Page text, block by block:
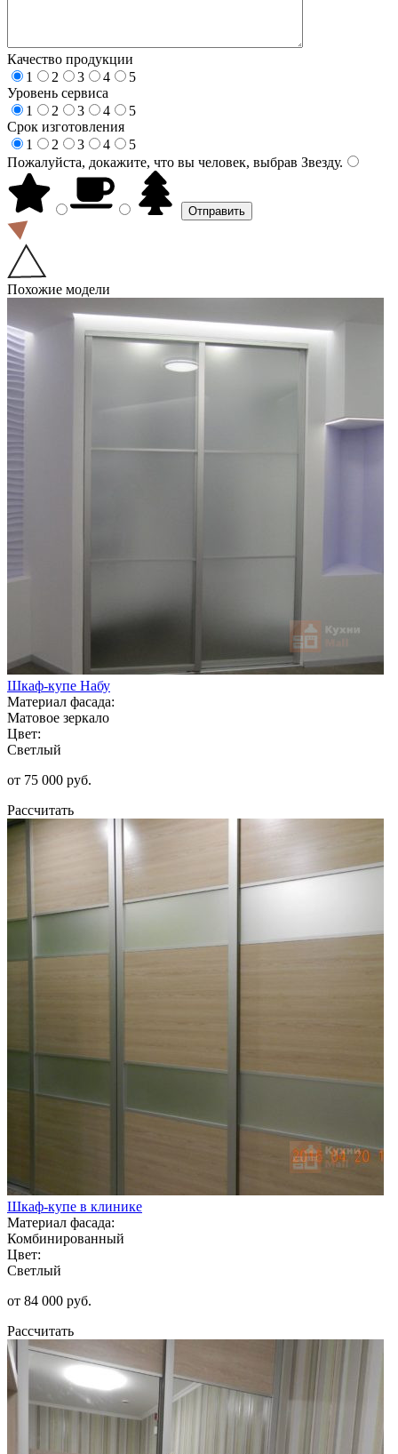
Качество продукции
1
2 3 4
5
Уровень сервиса
1
2 3 4
5
Срок изготовления
1
2 3 4
5
Пожалуйста, докажите, что вы человек, выбрав Звезду.
Похожие модели
Шкаф-купе Набу
Материал фасада:
Матовое зеркало
Цвет:
Светлый
от 75 000 руб.
Рассчитать
Шкаф-купе в клинике
Материал фасада:
Комбинированный
Цвет:
Светлый
от 84 000 руб.
Рассчитать